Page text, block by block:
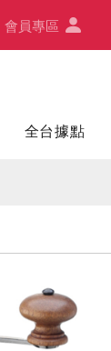
會員專區
全台據點